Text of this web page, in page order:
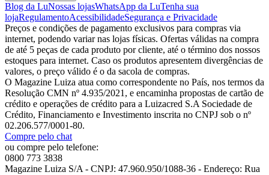
Blog da LuNossas lojasWhatsApp da LuTenha sua
lojaRegulamentoAcessibilidadeSegurança e Privacidade
Preços e condições de pagamento exclusivos para compras via
internet, podendo variar nas lojas físicas. Ofertas válidas na compra
de até 5 peças de cada produto por cliente, até o término dos nossos
estoques para internet. Caso os produtos apresentem divergências de
valores, o preço válido é o da sacola de compras.
O Magazine Luiza atua como correspondente no País, nos termos da
Resolução CMN nº 4.935/2021, e encaminha propostas de cartão de
crédito e operações de crédito para a Luizacred S.A Sociedade de
Crédito, Financiamento e Investimento inscrita no CNPJ sob o nº
02.206.577/0001-80.
Compre pelo chat
ou compre pelo telefone:
0800 773 3838
Magazine Luiza S/A - CNPJ: 47.960.950/1088-36 - Endereço: Rua